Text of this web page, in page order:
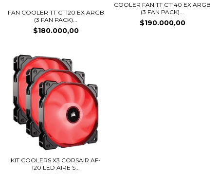
FAN COOLER TT CT120 EX ARGB
(3 FAN PACK)...
$180.000,00
COOLER FAN TT CT140 EX ARGB
(3 FAN PACK)...
$190.000,00
KIT COOLERS X3 CORSAIR AF-
120 LED AIRE S...